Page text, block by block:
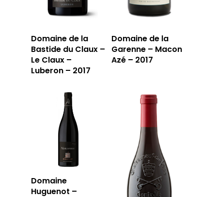
Domaine de la
Bastide du Claux –
Le Claux –
Luberon – 2017
Domaine de la
Garenne – Macon
Azé – 2017
Domaine
Huguenot –